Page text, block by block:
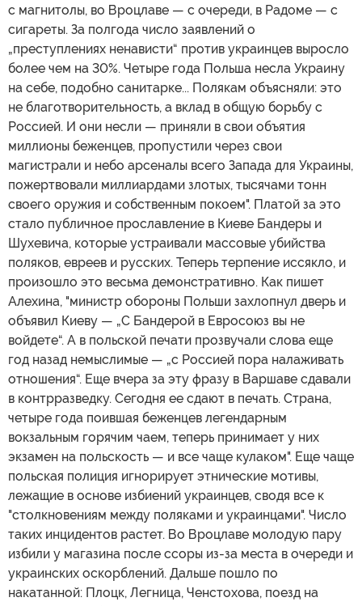
с магнитолы, во Вроцлаве — с очереди, в Радоме — с
сигареты. За полгода число заявлений о
„преступлениях ненависти“ против украинцев выросло
более чем на 30%. Четыре года Польша несла Украину
на себе, подобно санитарке... Полякам объясняли: это
не благотворительность, а вклад в общую борьбу с
Россией. И они несли — приняли в свои объятия
миллионы беженцев, пропустили через свои
магистрали и небо арсеналы всего Запада для Украины,
пожертвовали миллиардами злотых, тысячами тонн
своего оружия и собственным покоем". Платой за это
стало публичное прославление в Киеве Бандеры и
Шухевича, которые устраивали массовые убийства
поляков, евреев и русских. Теперь терпение иссякло, и
произошло это весьма демонстративно. Как пишет
Алехина, "министр обороны Польши захлопнул дверь и
объявил Киеву — „С Бандерой в Евросоюз вы не
войдете“. А в польской печати прозвучали слова еще
год назад немыслимые — „с Россией пора налаживать
отношения“. Еще вчера за эту фразу в Варшаве сдавали
в контрразведку. Сегодня ее сдают в печать. Страна,
четыре года поившая беженцев легендарным
вокзальным горячим чаем, теперь принимает у них
экзамен на польскость — и все чаще кулаком". Еще чаще
польская полиция игнорирует этнические мотивы,
лежащие в основе избиений украинцев, сводя все к
"столкновениям между поляками и украинцами". Число
таких инцидентов растет. Во Вроцлаве молодую пару
избили у магазина после ссоры из-за места в очереди и
украинских оскорблений. Дальше пошло по
накатанной: Плоцк, Легница, Ченстохова, поезд на